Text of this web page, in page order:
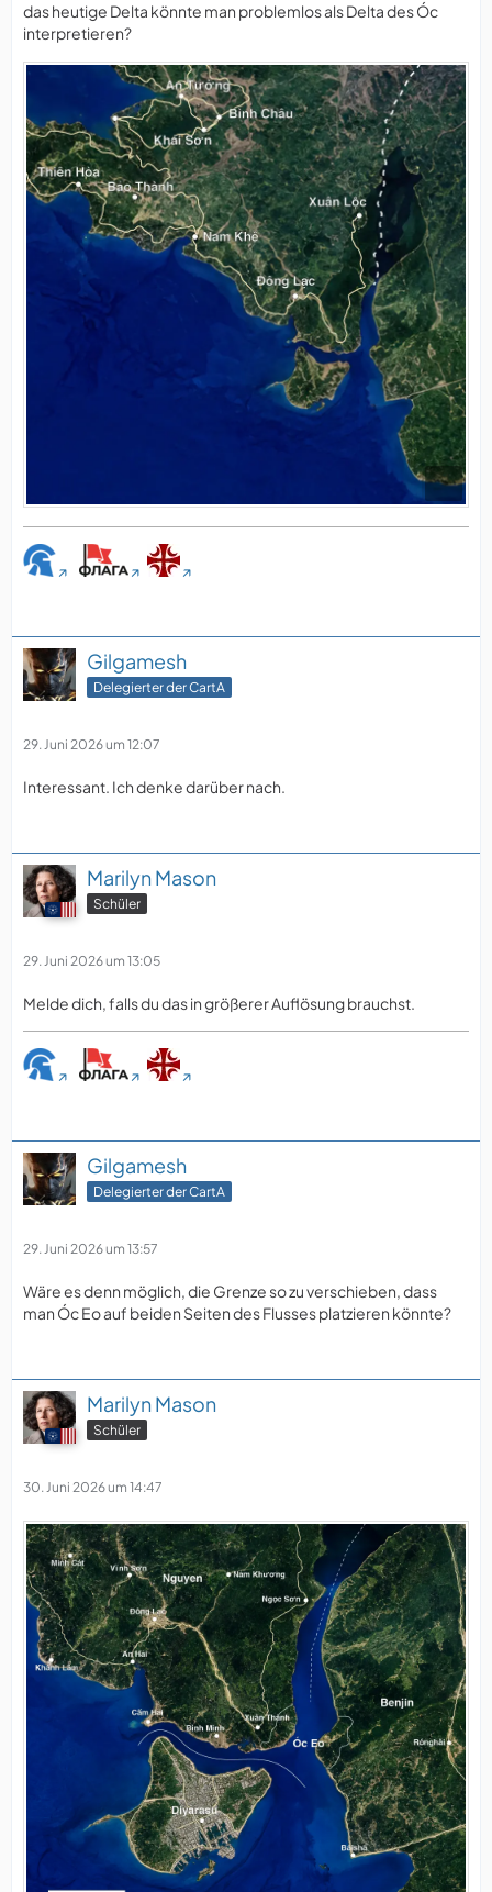
das heutige Delta könnte man problemlos als Delta des Óc
interpretieren?
Gilgamesh
Delegierter der CartA
29. Juni 2026 um 12:07
Interessant. Ich denke darüber nach.
Marilyn Mason
Schüler
29. Juni 2026 um 13:05
Melde dich, falls du das in größerer Auflösung brauchst.
Gilgamesh
Delegierter der CartA
29. Juni 2026 um 13:57
Wäre es denn möglich, die Grenze so zu verschieben, dass
man Óc Eo auf beiden Seiten des Flusses platzieren könnte?
Marilyn Mason
Schüler
30. Juni 2026 um 14:47